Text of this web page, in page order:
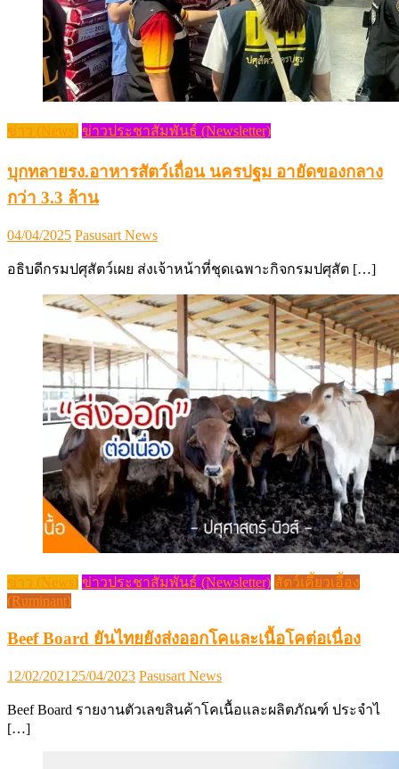
ข่าว (News) ข่าวประชาสัมพันธ์ (Newsletter)
บุกทลายรง.อาหารสัตว์เถื่อน นครปฐม อายัดของกลาง
กว่า 3.3 ล้าน
Posted
04/04/2025 Author
Pasusart News
อธิบดีกรมปศุสัตว์เผย ส่งเจ้าหน้าที่ชุดเฉพาะกิจกรมปศุสัต […]
ข่าว (News) ข่าวประชาสัมพันธ์ (Newsletter) สัตว์เคี้ยวเอื้อง
(Ruminant)
Beef Board ยันไทยยังส่งออกโคและเนื้อโคต่อเนื่อง
Posted
12/02/2021 25/04/2023 Author
Pasusart News
Beef Board รายงานตัวเลขสินค้าโคเนื้อและผลิตภัณฑ์ ประจำไ
[…]